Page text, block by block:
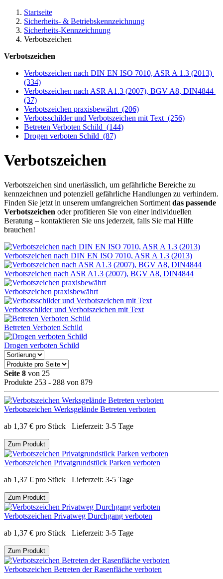
Startseite
Sicherheits- & Betriebskennzeichnung
Sicherheits-Kennzeichnung
Verbotszeichen
Verbotszeichen
Verbotszeichen nach DIN EN ISO 7010, ASR A 1.3 (2013)
(334)
Verbotszeichen nach ASR A1.3 (2007), BGV A8, DIN4844
(37)
Verbotszeichen praxisbewährt (206)
Verbotsschilder und Verbotszeichen mit Text (256)
Betreten Verboten Schild (144)
Drogen verboten Schild (87)
Verbotszeichen
Verbotszeichen sind unerlässlich, um gefährliche Bereiche zu
kennzeichnen und potenziell gefährliche Handlungen zu verhindern.
Finden Sie jetzt in unserem umfangreichen Sortiment das passende
Verbotszeichen oder profitieren Sie von einer individuellen
Beratung – kontaktieren Sie uns jederzeit, falls Sie mal Hilfe
brauchen!
Verbotszeichen nach DIN EN ISO 7010, ASR A 1.3 (2013)
Verbotszeichen nach ASR A1.3 (2007), BGV A8, DIN4844
Verbotszeichen praxisbewährt
Verbotsschilder und Verbotszeichen mit Text
Betreten Verboten Schild
Drogen verboten Schild
Seite 8 von 25
Produkte 253 - 288 von 879
Verbotszeichen Werksgelände Betreten verboten
ab 1,37 € pro Stück Lieferzeit: 3-5 Tage
Zum Produkt
Verbotszeichen Privatgrundstück Parken verboten
ab 1,37 € pro Stück Lieferzeit: 3-5 Tage
Zum Produkt
Verbotszeichen Privatweg Durchgang verboten
ab 1,37 € pro Stück Lieferzeit: 3-5 Tage
Zum Produkt
Verbotszeichen Betreten der Rasenfläche verboten